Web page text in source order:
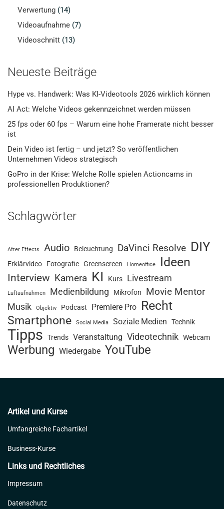
Verwertung (14)
Videoaufnahme (7)
Videoschnitt (13)
Neueste Beiträge
Hype vs. Handwerk: Was KI-Videotools 2026 wirklich können
AI Act: Welche Videos gekennzeichnet werden müssen
25 fps oder 60 fps – Warum eine hohe Framerate nicht besser
ist
Dein Video ist fertig – und jetzt? So veröffentlichen
Unternehmen Videos strategisch
GoPro in der Krise: Welche Rolle spielen Actioncams in
professionellen Produktionen?
Schlagwörter
After Effects Audio Beleuchtung DaVinci Resolve DIY
Erklärvideo Fotografie Greenscreen Homeoffice Ideen
Interview Kamera KI Kurs Livestream
Luftaufnahmen Medienbildung Mikrofon Movie Mentor
Musik Objektiv Podcast Premiere Pro Recht
Smartphone Social Media Soziale Medien Technik
Tipps Trends Veranstaltung Videotechnik Webcam
Werbung Wiedergabe YouTube
Artikel und Kurse
Umfangreiche Fachartikel
Business-Kurse
Links und Rechtliches
Impressum
Datenschutz